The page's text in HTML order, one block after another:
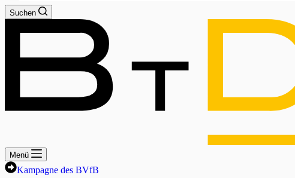
Suchen
Menü
Kampagne des BVfB